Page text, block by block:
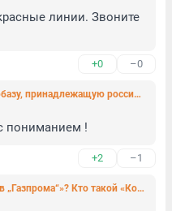
линии. Звоните
+0 –0
Финляндия выставила на торги турбазу, принадлежащую россиянам. Владельцев об этом не оповестили
пониманием !
+2 –1
«Для этого сокращают сотрудников „Газпрома“»? Кто такой «Король Америки» Луис Энрике, за которого «Зенит» готов отдать больше 30 млн евро